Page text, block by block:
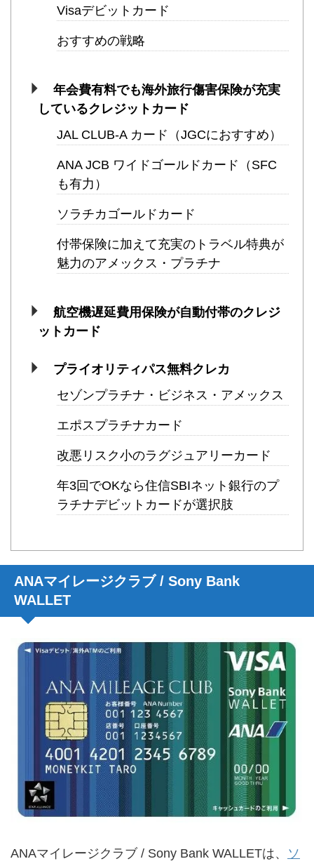
Visaデビットカード
おすすめの戦略
年会費有料でも海外旅行傷害保険が充実
しているクレジットカード
JAL CLUB-A カード（JGCにおすすめ）
ANA JCB ワイドゴールドカード（SFC
も有力）
ソラチカゴールドカード
付帯保険に加えて充実のトラベル特典が
魅力のアメックス・プラチナ
航空機遅延費用保険が自動付帯のクレジ
ットカード
プライオリティパス無料クレカ
セゾンプラチナ・ビジネス・アメックス
エポスプラチナカード
改悪リスク小のラグジュアリーカード
年3回でOKなら住信SBIネット銀行のプ
ラチナデビットカードが選択肢
ANAマイレージクラブ / Sony Bank
WALLET
ANAマイレージクラブ / Sony Bank WALLETは、 ソ